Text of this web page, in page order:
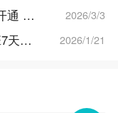
2026中级经济师【教材精讲】新课​开通 抢先试听> 2026/3/3
0元领！2026初级经济师超值全程班7天免费畅学 2026/1/21